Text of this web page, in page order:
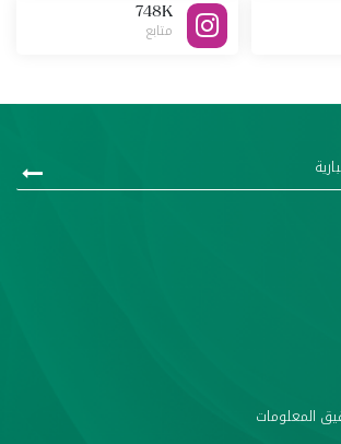
748K
متابع
المعلومات